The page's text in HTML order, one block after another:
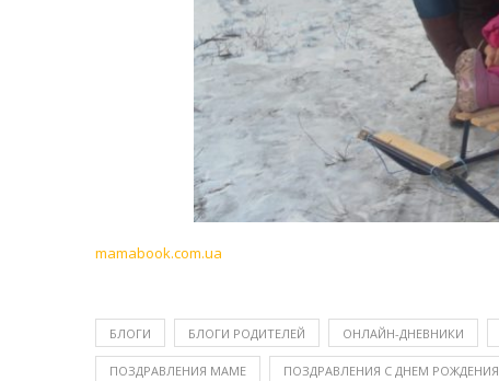
mamabook.com.ua
БЛОГИ БЛОГИ РОДИТЕЛЕЙ ОНЛАЙН-ДНЕВНИКИ
ПОЗДРАВЛЕНИЯ МАМЕ ПОЗДРАВЛЕНИЯ С ДНЕМ РОЖДЕНИЯ